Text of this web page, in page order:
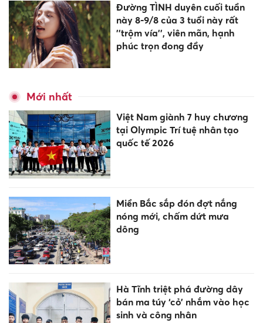
Đường TÌNH duyên cuối tuần
này 8-9/8 của 3 tuổi này rất
''trộm vía'', viên mãn, hạnh
phúc trọn đong đầy
Mới nhất
Việt Nam giành 7 huy chương
tại Olympic Trí tuệ nhân tạo
quốc tế 2026
Miền Bắc sắp đón đợt nắng
nóng mới, chấm dứt mưa
dông
Hà Tĩnh triệt phá đường dây
bán ma túy ‘cỏ’ nhắm vào học
sinh và công nhân